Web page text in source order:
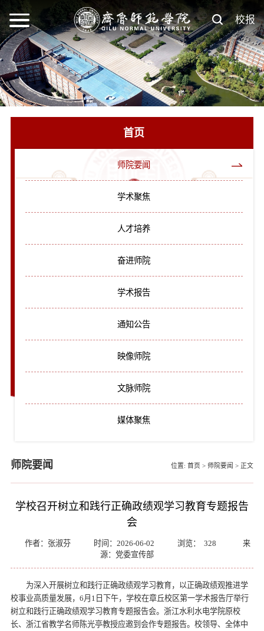
校报
首页
师院要闻
学术聚焦
人才培养
奋进师院
学术报告
通知公告
映像师院
文脉师院
媒体聚焦
师院要闻 位置: 首页 > 师院要闻 > 正文
学校召开树立和践行正确政绩观学习教育专题报告
会
作者：张淑芬 时间：2026-06-02 浏览： 328
来
源：党委宣传部
为深入开展树立和践行正确政绩观学习教育，以正确政绩观推进学
校事业高质量发展，6月1日下午，学校在章丘校区第一学术报告厅举行
树立和践行正确政绩观学习教育专题报告会。浙江水利水电学院原校
长、浙江省教学名师陈光亭教授应邀到会作专题报告。校领导、全体中